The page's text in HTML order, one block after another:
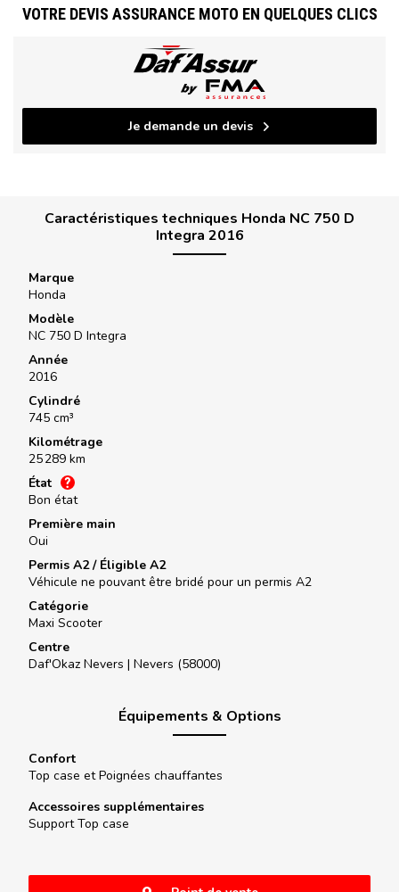
VOTRE DEVIS ASSURANCE MOTO EN QUELQUES CLICS
Je demande un devis
Caractéristiques techniques Honda NC 750 D
Integra 2016
Marque
Honda
Modèle
NC 750 D Integra
Année
2016
Cylindré
745 cm³
Kilométrage
25 289 km
État
Bon état
Première main
Oui
Permis A2 / Éligible A2
Véhicule ne pouvant être bridé pour un permis A2
Catégorie
Maxi Scooter
Centre
Daf'Okaz Nevers | Nevers (58000)
Équipements & Options
Confort
Top case et Poignées chauffantes
Accessoires supplémentaires
Support Top case